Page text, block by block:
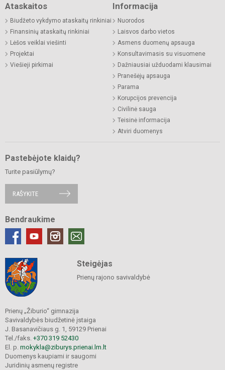
Ataskaitos
Biudžeto vykdymo ataskaitų rinkiniai
Finansinių ataskaitų rinkiniai
Lėšos veiklai viešinti
Projektai
Viešieji pirkimai
Informacija
Nuorodos
Laisvos darbo vietos
Asmens duomenų apsauga
Konsultavimasis su visuomene
Dažniausiai užduodami klausimai
Pranešėjų apsauga
Parama
Korupcijos prevencija
Civilinė sauga
Teisinė informacija
Atviri duomenys
Pastebėjote klaidų?
Turite pasiūlymų?
RAŠYKITE
Bendraukime
Steigėjas
Prienų rajono savivaldybė
Prienų „Žiburio“ gimnazija
Savivaldybės biudžetinė įstaiga
J. Basanavičiaus g. 1, 59129 Prienai
Tel./faks. +370 319 52430
El. p. mokykla@ziburys.prienai.lm.lt
Duomenys kaupiami ir saugomi
Juridinių asmenų registre